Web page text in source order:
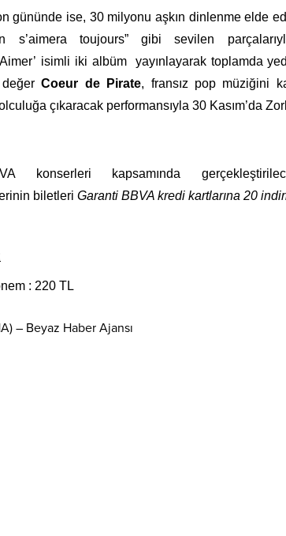
gününde ise, 30 milyonu aşkın dinlenme elde
s’aimera toujours” gibi sevilen
isimli iki albüm yayınlayarak toplamda
değerCoeur de Pirate, fransız pop müziğini
çıkaracak performansıyla 30 Kasım’da
konserleri kapsamında
biletleri Garanti BBVA kredi kartlarına 20
: 220 TL
– Beyaz Haber Ajansı